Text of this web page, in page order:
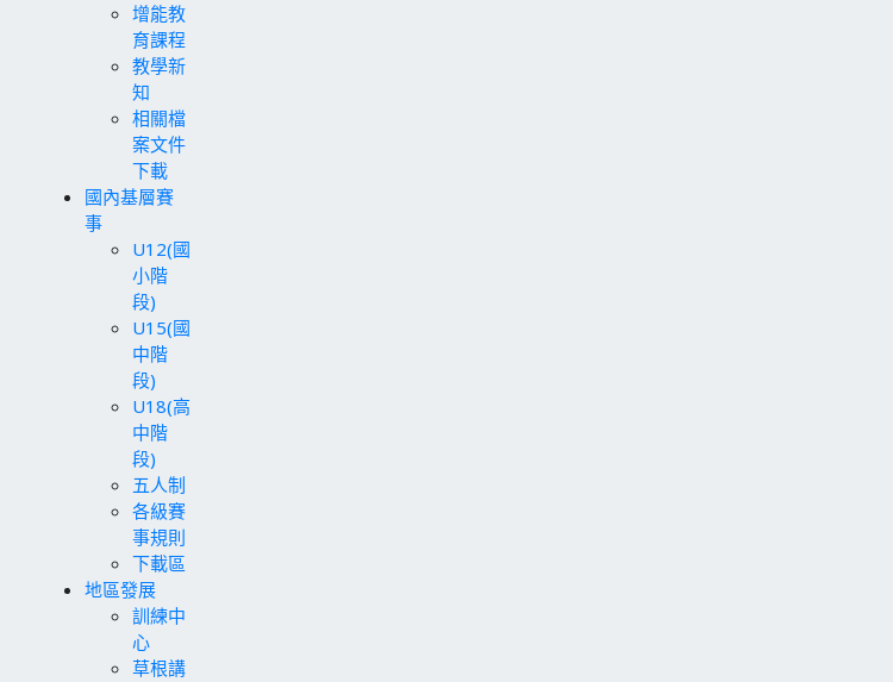
增能教
育課程
教學新
知
相關檔
案文件
下載
國內基層賽
事
U12(國
小階
段)
U15(國
中階
段)
U18(高
中階
段)
五人制
各級賽
事規則
下載區
地區發展
訓練中
心
草根講